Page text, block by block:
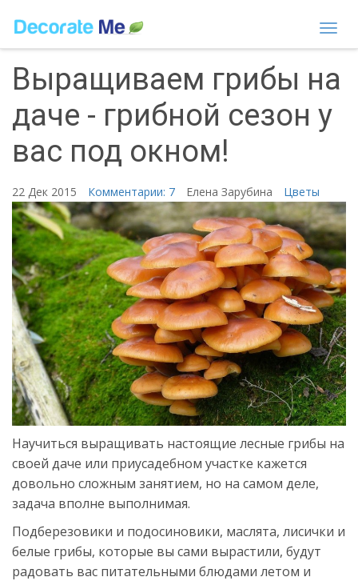
Выращиваем грибы на
даче - грибной сезон у
вас под окном!
22 Дек 2015 Комментарии: 7 Елена Зарубина Цветы
Научиться выращивать настоящие лесные грибы на
своей даче или приусадебном участке кажется
довольно сложным занятием, но на самом деле,
задача вполне выполнимая.
Подберезовики и подосиновики, маслята, лисички и
белые грибы, которые вы сами вырастили, будут
радовать вас питательными блюдами летом и